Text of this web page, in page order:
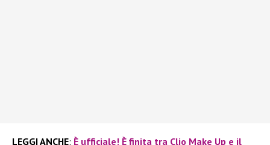
LEGGI ANCHE: È ufficiale! È finita tra Clio Make Up e il